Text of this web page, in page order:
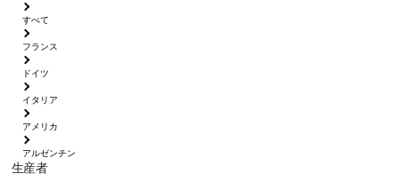
すべて
フランス
ドイツ
イタリア
アメリカ
アルゼンチン
生産者